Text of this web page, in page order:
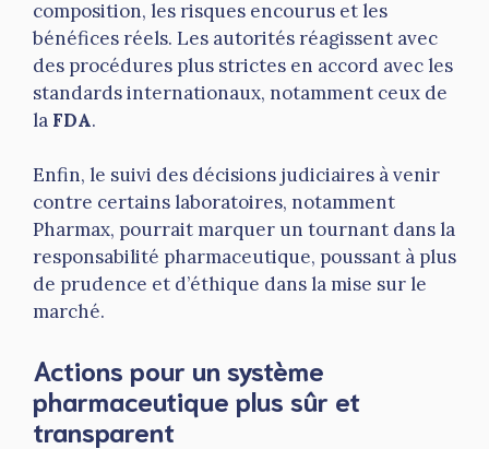
composition, les risques encourus et les
bénéfices réels. Les autorités réagissent avec
des procédures plus strictes en accord avec les
standards internationaux, notamment ceux de
la FDA.
Enfin, le suivi des décisions judiciaires à venir
contre certains laboratoires, notamment
Pharmax, pourrait marquer un tournant dans la
responsabilité pharmaceutique, poussant à plus
de prudence et d’éthique dans la mise sur le
marché.
Actions pour un système
pharmaceutique plus sûr et
transparent